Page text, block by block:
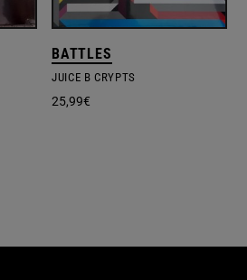
BATTLES
JUICE B CRYPTS
25,99€